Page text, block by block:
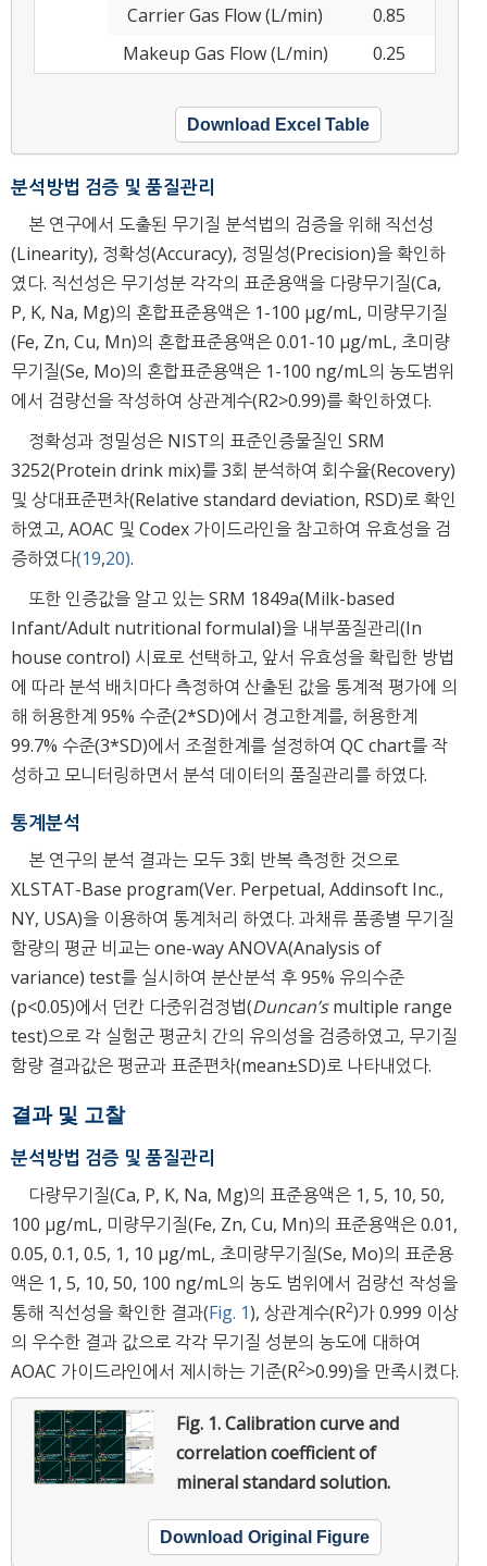
Carrier Gas Flow (L/min)
0.85
Makeup Gas Flow (L/min)
0.25
Download Excel Table
분석방법 검증 및 품질관리
본 연구에서 도출된 무기질 분석법의 검증을 위해 직선성
(Linearity), 정확성(Accuracy), 정밀성(Precision)을 확인하
였다. 직선성은 무기성분 각각의 표준용액을 다량무기질(Ca,
P, K, Na, Mg)의 혼합표준용액은 1-100 μg/mL, 미량무기질
(Fe, Zn, Cu, Mn)의 혼합표준용액은 0.01-10 μg/mL, 초미량
무기질(Se, Mo)의 혼합표준용액은 1-100 ng/mL의 농도범위
에서 검량선을 작성하여 상관계수(R2>0.99)를 확인하였다.
정확성과 정밀성은 NIST의 표준인증물질인 SRM
3252(Protein drink mix)를 3회 분석하여 회수율(Recovery)
및 상대표준편차(Relative standard deviation, RSD)로 확인
하였고, AOAC 및 Codex 가이드라인을 참고하여 유효성을 검
증하였다(19,20).
또한 인증값을 알고 있는 SRM 1849a(Milk-based
Infant/Adult nutritional formulaⅠ)을 내부품질관리(In
house control) 시료로 선택하고, 앞서 유효성을 확립한 방법
에 따라 분석 배치마다 측정하여 산출된 값을 통계적 평가에 의
해 허용한계 95% 수준(2*SD)에서 경고한계를, 허용한계
99.7% 수준(3*SD)에서 조절한계를 설정하여 QC chart를 작
성하고 모니터링하면서 분석 데이터의 품질관리를 하였다.
통계분석
본 연구의 분석 결과는 모두 3회 반복 측정한 것으로
XLSTAT-Base program(Ver. Perpetual, Addinsoft Inc.,
NY, USA)을 이용하여 통계처리 하였다. 과채류 품종별 무기질
함량의 평균 비교는 one-way ANOVA(Analysis of
variance) test를 실시하여 분산분석 후 95% 유의수준
(p<0.05)에서 던칸 다중위검정법(Duncan’smultiple range
test)으로 각 실험군 평균치 간의 유의성을 검증하였고, 무기질
함량 결과값은 평균과 표준편차(mean±SD)로 나타내었다.
결과 및 고찰
분석방법 검증 및 품질관리
다량무기질(Ca, P, K, Na, Mg)의 표준용액은 1, 5, 10, 50,
100 μg/mL, 미량무기질(Fe, Zn, Cu, Mn)의 표준용액은 0.01,
0.05, 0.1, 0.5, 1, 10 μg/mL, 초미량무기질(Se, Mo)의 표준용
액은 1, 5, 10, 50, 100 ng/mL의 농도 범위에서 검량선 작성을
통해 직선성을 확인한 결과(Fig. 1), 상관계수(R2)가 0.999 이상
의 우수한 결과 값으로 각각 무기질 성분의 농도에 대하여
AOAC 가이드라인에서 제시하는 기준(R2>0.99)을 만족시켰다.
Fig. 1.Calibration curve and
correlation coefficient of
mineral standard solution.
Download Original Figure